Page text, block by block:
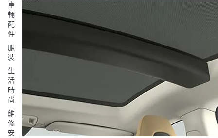
車
輛
配
件
服
裝
生
活
時
尚
維
修
安